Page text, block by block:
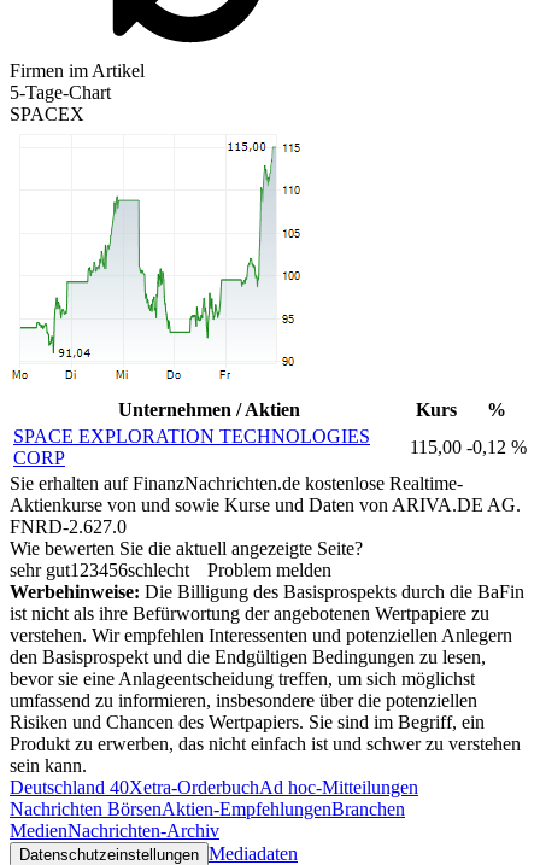
Firmen im Artikel
5-Tage-Chart
SPACEX
Unternehmen / Aktien Kurs
%
SPACE EXPLORATION TECHNOLOGIES
CORP
115,00 -0,12 %
Sie erhalten auf FinanzNachrichten.de kostenlose Realtime-
Aktienkurse von und sowie Kurse und Daten von ARIVA.DE AG.
FNRD-2.627.0
Wie bewerten Sie die aktuell angezeigte Seite?
sehr gut1 23456schlecht
Problem melden
Werbehinweise: Die Billigung des Basisprospekts durch die BaFin
ist nicht als ihre Befürwortung der angebotenen Wertpapiere zu
verstehen. Wir empfehlen Interessenten und potenziellen Anlegern
den Basisprospekt und die Endgültigen Bedingungen zu lesen,
bevor sie eine Anlageentscheidung treffen, um sich möglichst
umfassend zu informieren, insbesondere über die potenziellen
Risiken und Chancen des Wertpapiers. Sie sind im Begriff, ein
Produkt zu erwerben, das nicht einfach ist und schwer zu verstehen
sein kann.
Deutschland 40Xetra-OrderbuchAd hoc-Mitteilungen
Nachrichten BörsenAktien-EmpfehlungenBranchen
MedienNachrichten-Archiv
Datenschutzeinstellungen Mediadaten